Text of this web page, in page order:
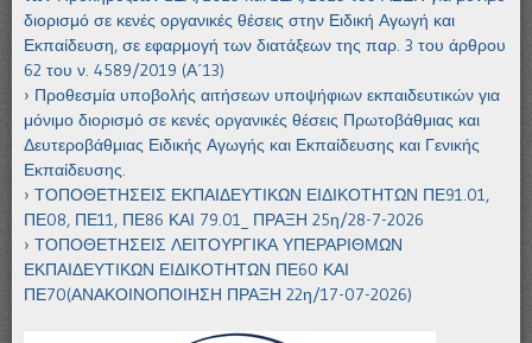
διορισμό σε κενές οργανικές θέσεις στην Ειδική Αγωγή και
Εκπαίδευση, σε εφαρμογή των διατάξεων της παρ. 3 του άρθρου
62 του ν. 4589/2019 (Α΄13)
Προθεσμία υποβολής αιτήσεων υποψήφιων εκπαιδευτικών για
μόνιμο διορισμό σε κενές οργανικές θέσεις Πρωτοβάθμιας και
Δευτεροβάθμιας Ειδικής Αγωγής και Εκπαίδευσης και Γενικής
Εκπαίδευσης.
ΤΟΠΟΘΕΤΗΣΕΙΣ ΕΚΠΑΙΔΕΥΤΙΚΩΝ ΕΙΔΙΚΟΤΗΤΩΝ ΠΕ91.01,
ΠΕ08, ΠΕ11, ΠΕ86 ΚΑΙ 79.01_ ΠΡΑΞΗ 25η/28-7-2026
ΤΟΠΟΘΕΤΗΣΕΙΣ ΛΕΙΤΟΥΡΓΙΚΑ ΥΠΕΡΑΡΙΘΜΩΝ
ΕΚΠΑΙΔΕΥΤΙΚΩΝ ΕΙΔΙΚΟΤΗΤΩΝ ΠΕ60 ΚΑΙ
ΠΕ70(ΑΝΑΚΟΙΝΟΠΟΙΗΣΗ ΠΡΑΞΗ 22η/17-07-2026)